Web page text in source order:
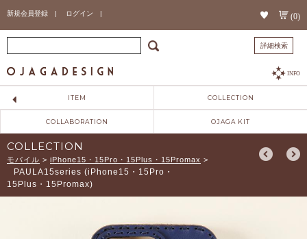
新規会員登録 | ログイン | (0)
詳細検索
INFO
ITEM COLLECTION
COLLABORATION OJAGA KIT
COLLECTION
モバイル > iPhone15・15Pro・15Plus・15Promax >
PAULA15series (iPhone15・15Pro・
15Plus・15Promax)